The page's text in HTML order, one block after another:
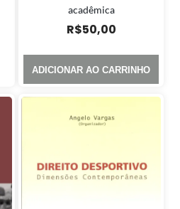
acadêmica
R$50,00
ADICIONAR AO CARRINHO